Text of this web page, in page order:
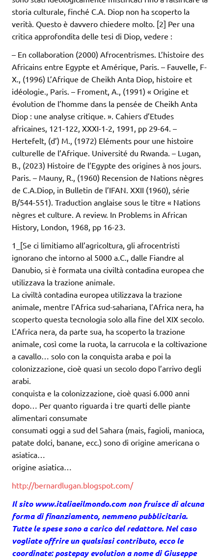
storia culturale, finché C.A. Diop non ha scoperto la
verità. Questo è davvero chiedere molto. [2] Per una
critica approfondita delle tesi di Diop, vedere :
– En collaboration (2000) Afrocentrismes. L’histoire des
Africains entre Egypte et Amérique, Paris. – Fauvelle, F-
X., (1996) L’Afrique de Cheikh Anta Diop, histoire et
idéologie., Paris. – Froment, A., (1991) « Origine et
évolution de l’homme dans la pensée de Cheikh Anta
Diop : une analyse critique. ». Cahiers d’Etudes
africaines, 121-122, XXXI-1-2, 1991, pp 29-64. –
Hertefelt, (d’) M., (1972) Eléments pour une histoire
culturelle de l’Afrique. Université du Rwanda. – Lugan,
B., (2023) Histoire de l’Egypte des origines à nos jours.
Paris. – Mauny, R., (1960) Recension de Nations nègres
de C.A.Diop, in Bulletin de l’IFAN. XXII (1960), série
B/544-551). Traduction anglaise sous le titre « Nations
nègres et culture. A review. In Problems in African
History, London, 1968, pp 16-23.
1_[Se ci limitiamo all’agricoltura, gli afrocentristi
ignorano che intorno al 5000 a.C., dalle Fiandre al
Danubio, si è formata una civiltà contadina europea che
utilizzava la trazione animale.
La civiltà contadina europea utilizzava la trazione
animale, mentre l’Africa sud-sahariana, l’Africa nera, ha
scoperto questa tecnologia solo alla fine del XIX secolo.
L’Africa nera, da parte sua, ha scoperto la trazione
animale, così come la ruota, la carrucola e la coltivazione
a cavallo… solo con la conquista araba e poi la
colonizzazione, cioè quasi un secolo dopo l’arrivo degli
arabi.
conquista e la colonizzazione, cioè quasi 6.000 anni
dopo… Per quanto riguarda i tre quarti delle piante
alimentari consumate
consumati oggi a sud del Sahara (mais, fagioli, manioca,
patate dolci, banane, ecc.) sono di origine americana o
asiatica…
origine asiatica…
http://bernardlugan.blogspot.com/
Il sito www.italiaeilmondo.com non fruisce di alcuna
forma di finanziamento, nemmeno pubblicitaria.
Tutte le spese sono a carico del redattore. Nel caso
vogliate offrire un qualsiasi contributo, ecco le
coordinate: postepay evolution a nome di Giuseppe